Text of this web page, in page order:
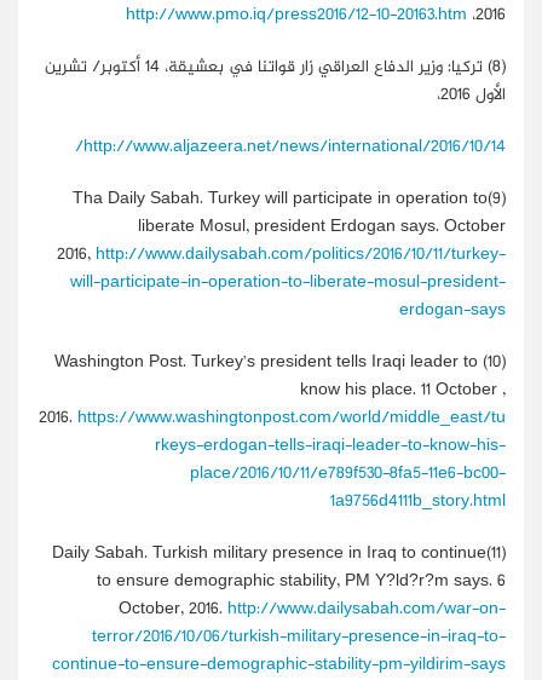
2016، http://www.pmo.iq/press2016/12-10-20163.htm
(8)
تركيا: وزير الدفاع العراقي زار قواتنا في بعشيقة، 14 أكتوبر/ تشرين
الأول 2016،
http://www.aljazeera.net/news/international/2016/10/14/
(9)
Tha Daily Sabah. Turkey will participate in operation to
liberate Mosul, president Erdogan says. October
2016, http://www.dailysabah.com/politics/2016/10/11/turkey-
will-participate-in-operation-to-liberate-mosul-president-
erdogan-says
(10)
Washington Post. Turkey’s president tells Iraqi leader to
know his place. 11 October ,
2016. https://www.washingtonpost.com/world/middle_east/tu
rkeys-erdogan-tells-iraqi-leader-to-know-his-
place/2016/10/11/e789f530-8fa5-11e6-bc00-
1a9756d4111b_story.html
(11)
Daily Sabah. Turkish military presence in Iraq to continue
to ensure demographic stability, PM Y?ld?r?m says. 6
October, 2016. http://www.dailysabah.com/war-on-
terror/2016/10/06/turkish-military-presence-in-iraq-to-
continue-to-ensure-demographic-stability-pm-yildirim-says